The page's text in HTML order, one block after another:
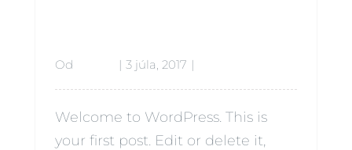
Od | 3 júla, 2017 |
Welcome to WordPress. This is
your first post. Edit or delete it,